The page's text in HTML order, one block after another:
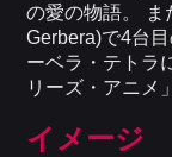
の愛の物語。 ま
Gerbera)で4台
ーベラ・テトラ
リーズ・アニメ
イメージ